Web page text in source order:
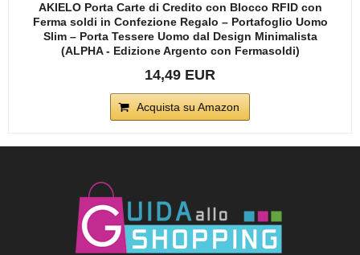
AKIELO Porta Carte di Credito con Blocco RFID con
Ferma soldi in Confezione Regalo – Portafoglio Uomo
Slim – Porta Tessere Uomo dal Design Minimalista
(ALPHA - Edizione Argento con Fermasoldi)
14,49 EUR
Acquista su Amazon